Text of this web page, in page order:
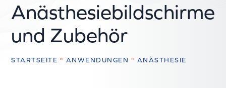
Anästhesiebildschirme
und Zubehör
STARTSEITE " ANWENDUNGEN " ANÄSTHESIE